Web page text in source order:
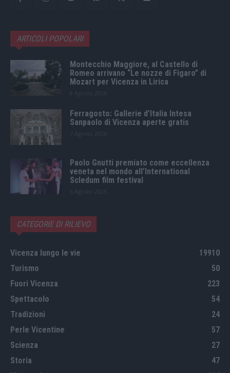
ARTICOLI POPOLARI
Montecchio Maggiore, al Castello di
Romeo arrivano “Le nozze di Figaro” di
Mozart per Vicenza in Lirica
Ferragosto: Gallerie d’Italia Intesa
Sanpaolo di Vicenza aperte gratis
Paolo Gnutti premiato come eccellenza
veneta nel mondo all’International
Scledum film festival
CATEGORIE DI RILIEVO
Vicenza lungo le vie
19910
Turismo
50
Fuori Vicenza
223
Spettacolo
54
Tradizioni
24
Perle Vicentine
57
Scienza
27
Storia
47